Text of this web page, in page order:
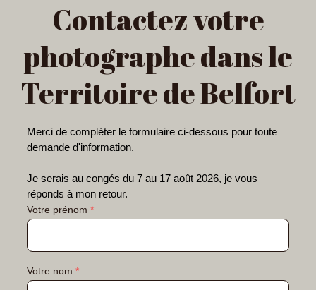
Contactez votre
photographe dans le
Territoire de Belfort